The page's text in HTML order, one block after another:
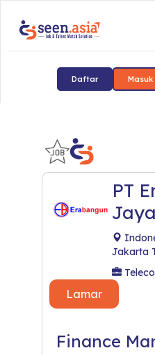
Daftar Masuk
PT
Jaya
Jakarta
Lamar
Finance